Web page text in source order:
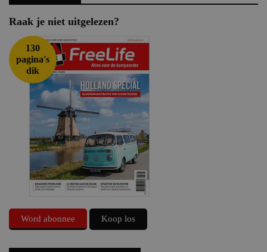
Raak je niet uitgelezen?
130
pagina's
dik
Word abonnee Koop los